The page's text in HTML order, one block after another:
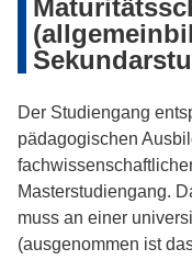
Der Studiengang
pädagogischen
Masterstudiengang.
muss an einer
(ausgenommen ist